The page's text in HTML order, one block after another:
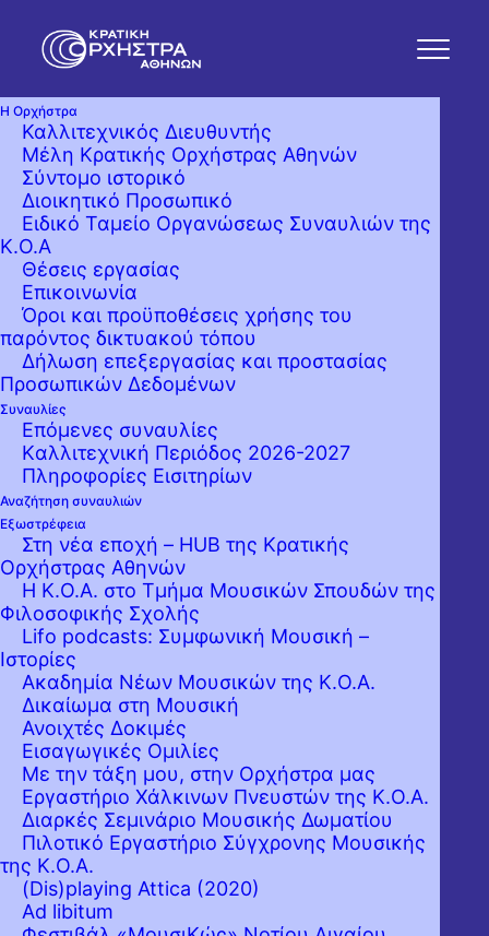
Η Ορχήστρα
Καλλιτεχνικός Διευθυντής
Μέλη Κρατικής Ορχήστρας Αθηνών
Σύντομο ιστορικό
Διοικητικό Προσωπικό
Ειδικό Ταμείο Οργανώσεως Συναυλιών της
Κ.Ο.Α
Θέσεις εργασίας
Επικοινωνία
Όροι και προϋποθέσεις χρήσης του
παρόντος δικτυακού τόπου
Δήλωση επεξεργασίας και προστασίας
Προσωπικών Δεδομένων
Συναυλίες
Επόμενες συναυλίες
Kαλλιτεχνική Περιόδος 2026-2027
Πληροφορίες Εισιτηρίων
Αναζήτηση συναυλιών
Εξωστρέφεια
Στη νέα εποχή – HUB της Κρατικής
Ορχήστρας Αθηνών
Η Κ.Ο.Α. στο Τμήμα Μουσικών Σπουδών της
Φιλοσοφικής Σχολής
Lifo podcasts: Συμφωνική Μουσική –
Ιστορίες
Ακαδημία Νέων Μουσικών της Κ.Ο.Α.
Δικαίωμα στη Μουσική
Ανοιχτές Δοκιμές
Εισαγωγικές Ομιλίες
Με την τάξη μου, στην Ορχήστρα μας
Εργαστήριo Χάλκινων Πνευστών της Κ.Ο.Α.
Διαρκές Σεμινάριο Μουσικής Δωματίου
Πιλοτικό Εργαστήριο Σύγχρονης Μουσικής
της Κ.Ο.Α.
(Dis)playing Attica (2020)
Ad libitum